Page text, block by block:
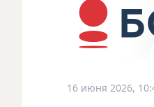
16 июня 2026,